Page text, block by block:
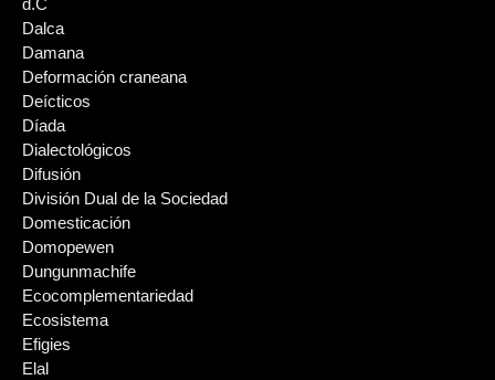
d.C
Dalca
Damana
Deformación craneana
Deícticos
Díada
Dialectológicos
Difusión
División Dual de la Sociedad
Domesticación
Domopewen
Dungunmachife
Ecocomplementariedad
Ecosistema
Efigies
Elal